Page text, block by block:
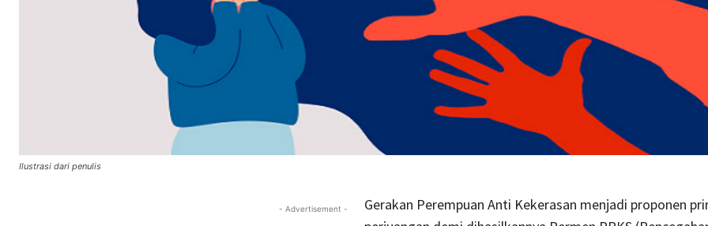
Ilustrasi dari penulis
- Advertisement -
Gerakan Perempuan Anti Kekerasan menjadi proponen